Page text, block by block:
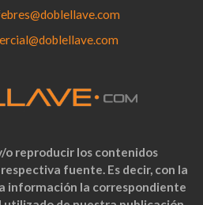
reproducir los contenidos
fuente. Es decir, con la
información la correspondiente